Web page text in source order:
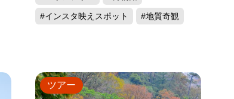
#インスタ映えスポット #地質奇観
ツアー